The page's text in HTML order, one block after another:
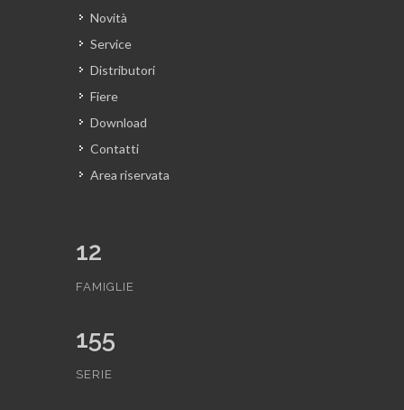
Novità
Service
Distributori
Fiere
Download
Contatti
Area riservata
12
FAMIGLIE
155
SERIE